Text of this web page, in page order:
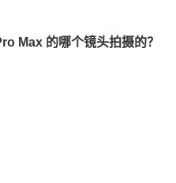
Max 的哪个镜头拍摄的？